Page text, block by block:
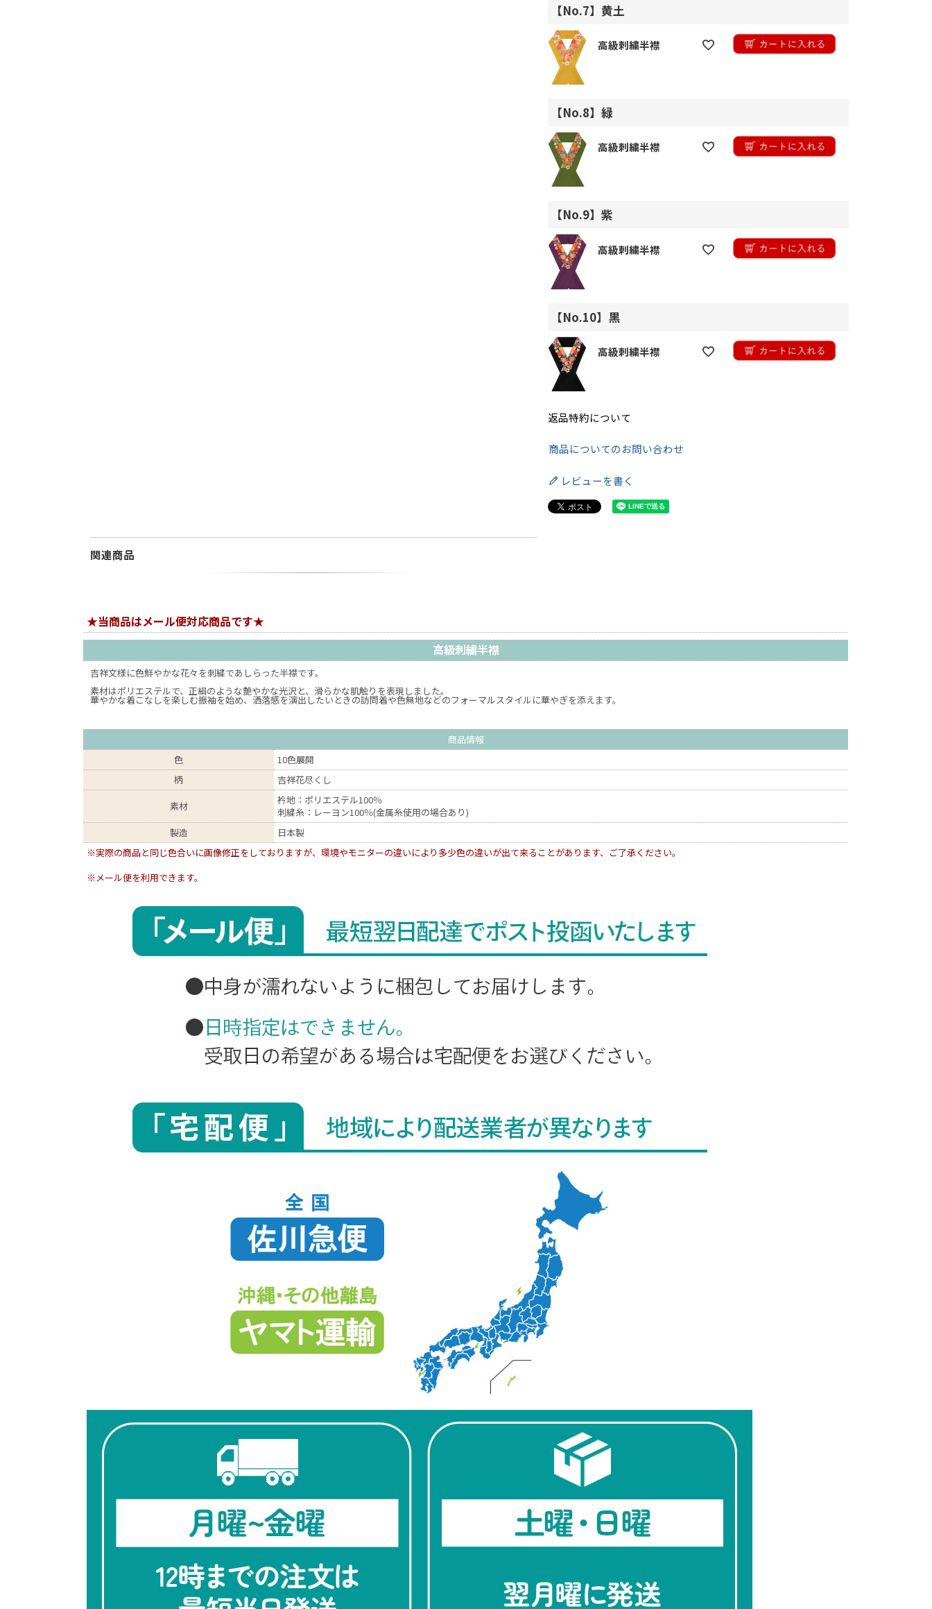
【No.7】黄土
高級刺繍半襟
【No.8】緑
高級刺繍半襟
【No.9】紫
高級刺繍半襟
【No.10】黒
高級刺繍半襟
返品特約について
商品についてのお問い合わせ
レビューを書く
関連商品
★当商品はメール便対応商品です★
高級刺繍半襟
吉祥文様に色鮮やかな花々を刺繍であしらった半襟です。
素材はポリエステルで、正絹のような艶やかな光沢と、滑らかな肌触りを表現しました。
華やかな着こなしを楽しむ振袖を始め、洒落感を演出したいときの訪問着や色無地などのフォーマルスタイルに華やぎを添えます。
商品情報
色
10色展開
柄
吉祥花尽くし
素材
衿地：ポリエステル100％
刺繍糸：レーヨン100％(金属糸使用の場合あり)
製造
日本製
※実際の商品と同じ色合いに画像修正をしておりますが、環境やモニターの違いにより多少色の違いが出て来ることがあります、ご了承ください。
※メール便を利用できます。